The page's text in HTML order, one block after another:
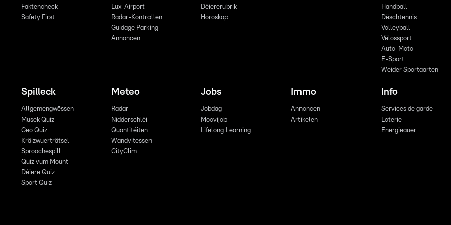
Faktencheck
Safety First
Lux-Airport
Radar-Kontrollen
Guidage Parking
Annoncen
Déiererubrik
Horoskop
Handball
Dëschtennis
Volleyball
Vëlossport
Auto-Moto
E-Sport
Weider Sportaarten
Spilleck
Allgemengwëssen
Musek Quiz
Geo Quiz
Kräizwuerträtsel
Sproochespill
Quiz vum Mount
Déiere Quiz
Sport Quiz
Meteo
Radar
Nidderschléi
Quantitéiten
Wandvitessen
CityClim
Jobs
Jobdag
Moovijob
Lifelong Learning
Immo
Annoncen
Artikelen
Info
Services de garde
Loterie
Energieauer